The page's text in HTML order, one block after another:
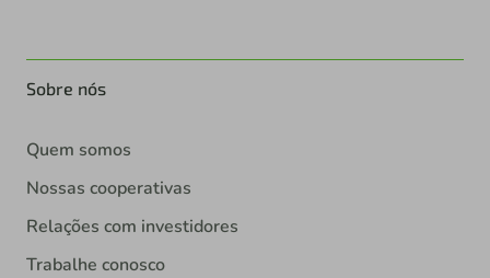
Sobre nós
Quem somos
Nossas cooperativas
Relações com investidores
Trabalhe conosco